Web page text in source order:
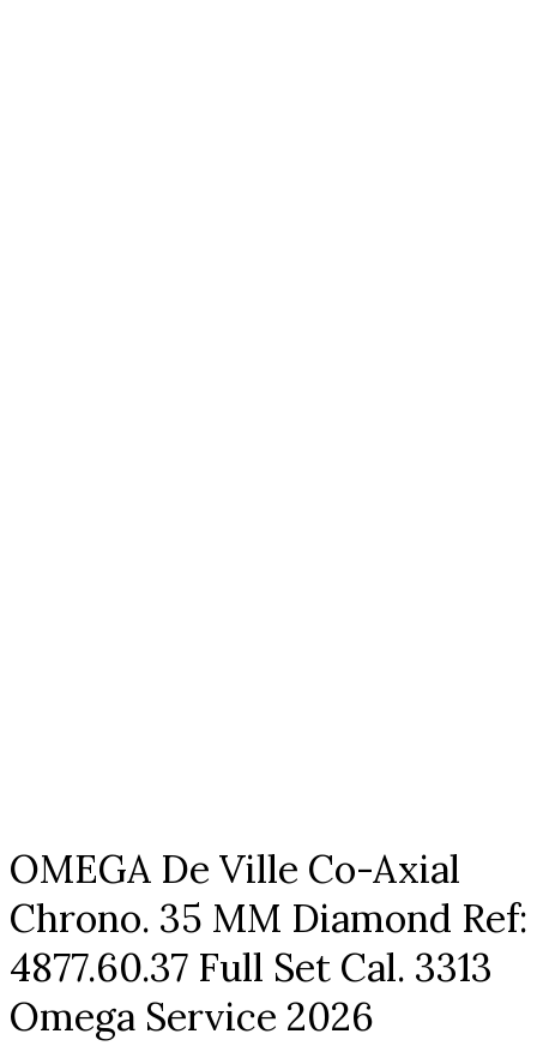
OMEGA De Ville Co-Axial
Chrono. 35 MM Diamond Ref:
4877.60.37 Full Set Cal. 3313
Omega Service 2026